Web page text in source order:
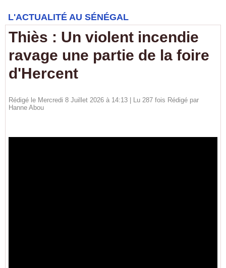
L'ACTUALITÉ AU SÉNÉGAL
Thiès : Un violent incendie
ravage une partie de la foire
d'Hercent
Rédigé le Mercredi 8 Juillet 2026 à 14:13 | Lu 287 fois Rédigé par
Hanne Abou